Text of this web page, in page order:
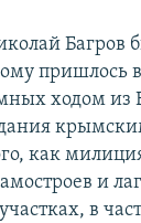
Багров
пришлось
ходом из
как
и
в